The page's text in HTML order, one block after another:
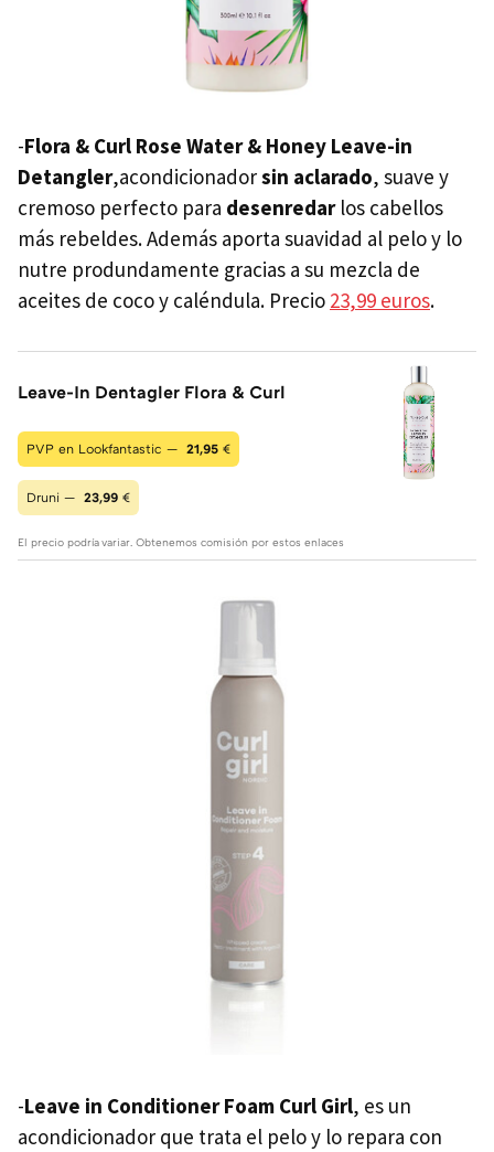
-Flora & Curl Rose Water & Honey Leave-in
Detangler,acondicionadorsin aclarado, suave y
cremoso perfecto para desenredarlos cabellos
más rebeldes. Además aporta suavidad al pelo y lo
nutre produndamente gracias a su mezcla de
aceites de coco y caléndula. Precio 23,99 euros.
Leave-In Dentagler Flora & Curl
PVP en Lookfantastic — 21,95 €
Druni — 23,99 €
El precio podría variar. Obtenemos comisión por estos enlaces
-Leave in Conditioner Foam Curl Girl, es un
acondicionador que trata el pelo y lo repara con